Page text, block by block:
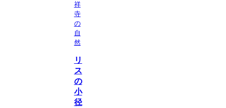
祥
寺
の
自
然
リ
ス
の
小
径